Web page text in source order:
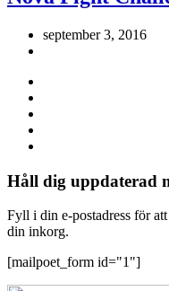
september 3, 2016
Håll dig uppdaterad
Fyll i din e-postadress för
din inkorg.
[mailpoet_form id="1"]